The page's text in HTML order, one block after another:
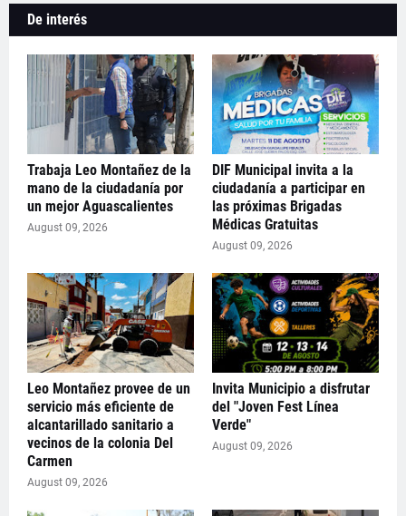
De interés
Trabaja Leo Montañez de la
mano de la ciudadanía por
un mejor Aguascalientes
August 09, 2026
DIF Municipal invita a la
ciudadanía a participar en
las próximas Brigadas
Médicas Gratuitas
August 09, 2026
Leo Montañez provee de un
servicio más eficiente de
alcantarillado sanitario a
vecinos de la colonia Del
Carmen
August 09, 2026
Invita Municipio a disfrutar
del "Joven Fest Línea
Verde"
August 09, 2026